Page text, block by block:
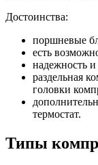
Достоинства:
поршневые
есть
надежность и
раздельная
головки
термостат.
Типы